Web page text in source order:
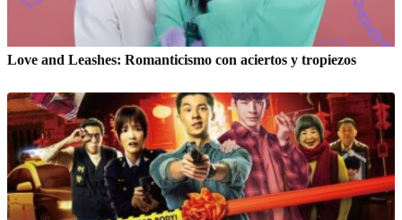
Love and Leashes: Romanticismo con aciertos y tropiezos